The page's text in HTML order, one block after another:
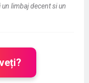
limbaj decent si un